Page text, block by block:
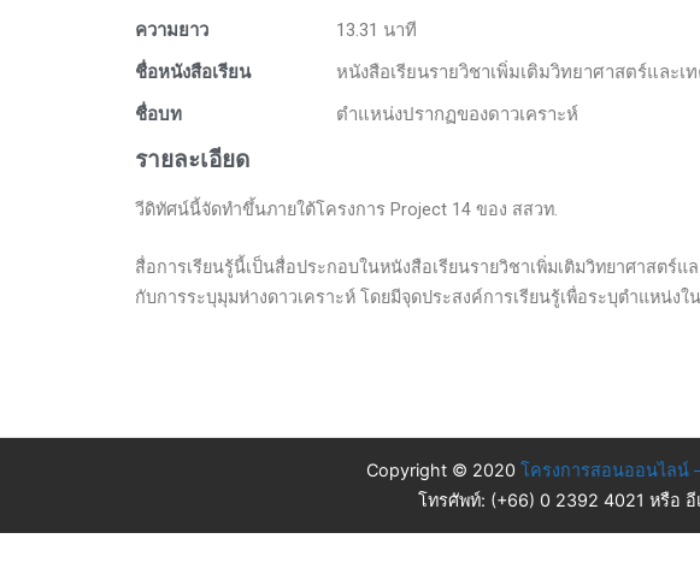
ความยาว
13.31 นาที
ชื่อหนังสือเรียน
หนังสือเรียนรายวิชาเพิ่มเติมวิทยาศาสตร์และ
ชื่อบท
ตำแหน่งปรากฏของดาวเคราะห์
รายละเอียด
วีดิทัศน์นี้จัดทำขึ้นภายใต้โครงการ Project 14 ของ สสวท.
สื่อการเรียนรู้นี้เป็นสื่อประกอบในหนังสือเรียนรายวิชาเพิ่มเติมวิทยาศาสตร์
กับการระบุมุมห่างดาวเคราะห์ โดยมีจุดประสงค์การเรียนรู้เพื่อระบุตำแหน่ง
Copyright © 2020 โครงการสอนออนไลน์
โทรศัพท์: (+66) 0 2392 4021 หรือ อี